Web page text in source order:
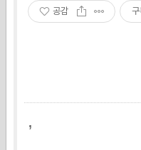
공감
,